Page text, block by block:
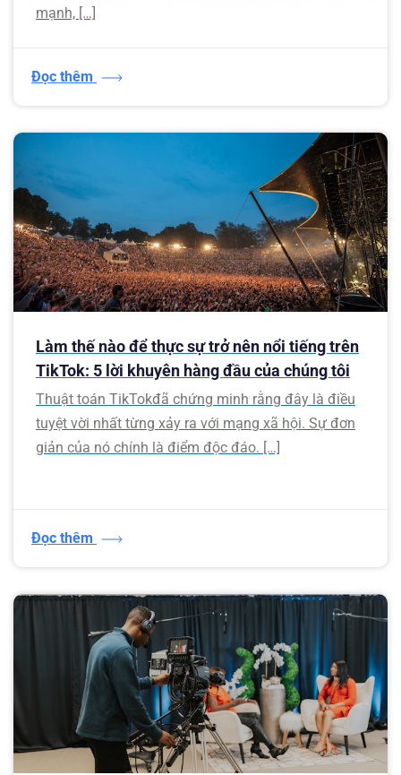
mạnh, […]
Đọc thêm
Làm thế nào để thực sự trở nên nổi tiếng trên
TikTok: 5 lời khuyên hàng đầu của chúng tôi
Thuật toán TikTokđã chứng minh rằng đây là điều
tuyệt vời nhất từng xảy ra với mạng xã hội. Sự đơn
giản của nó chính là điểm độc đáo. […]
Đọc thêm